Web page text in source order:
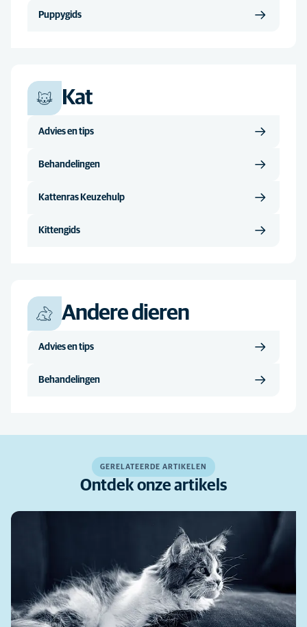
Puppygids
Kat
Advies en tips
Behandelingen
Kattenras Keuzehulp
Kittengids
Andere dieren
Advies en tips
Behandelingen
GERELATEERDE ARTIKELEN
Ontdek onze artikels